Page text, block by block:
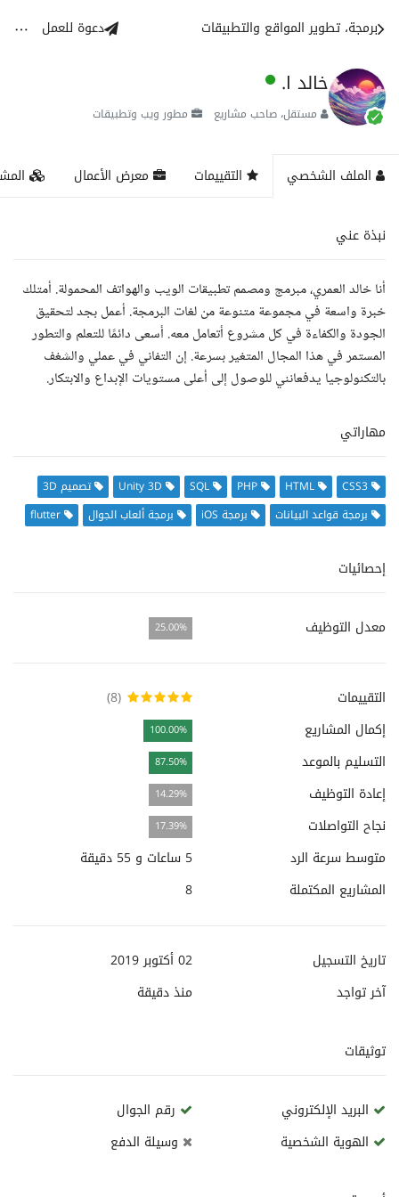
برمجة، تطوير المواقع والتطبيقات دعوة للعمل
خالد ا.
مستقل، صاحب مشاريع مطور ويب وتطبيقات
الملف الشخصي التقييمات معرض الأعمال
نبذة عني
أنا خالد العمري، مبرمج ومصمم تطبيقات الويب والهواتف المحمولة. أمتلك
خبرة واسعة في مجموعة متنوعة من لغات البرمجة. أعمل بجد لتحقيق
الجودة والكفاءة في كل مشروع أتعامل معه. أسعى دائمًا للتعلم والتطور
المستمر في هذا المجال المتغير بسرعة. إن التفاني في عملي والشغف
بالتكنولوجيا يدفعانني للوصول إلى أعلى مستويات الإبداع والابتكار.
مهاراتي
CSS3
HTML
PHP
SQL
Unity 3D
تصميم 3D
برمجة قواعد البيانات
برمجة iOS برمجة ألعاب الجوال flutter
إحصائيات
معدل التوظيف 25.00%
التقييمات
(8)
إكمال المشاريع
100.00%
التسليم بالموعد 87.50%
إعادة التوظيف 14.29%
نجاح التواصلات 17.39%
متوسط سرعة الرد
5 ساعات و 55 دقيقة
المشاريع المكتملة
8
تاريخ التسجيل
02 أكتوبر 2019
آخر تواجد
منذدقيقة
توثيقات
البريد الإلكتروني
رقم الجوال
الهوية الشخصية
وسيلة الدفع